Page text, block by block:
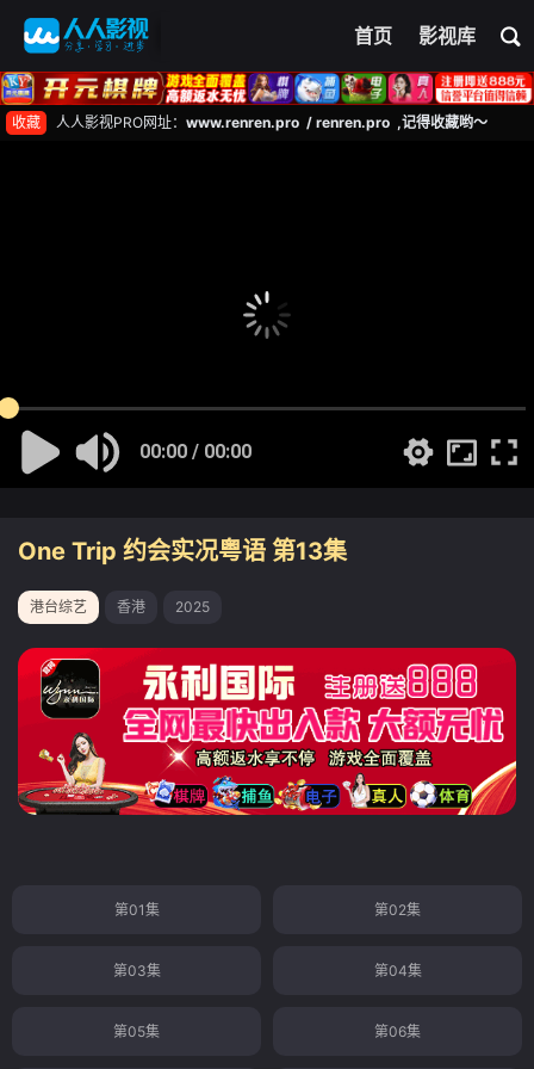
首页 影视库
收藏 人人影视PRO网址： www.renren.pro / renren.pro ,记得收藏哟～
00:00 / 00:00
One Trip 约会实况粤语 第13集
港台综艺 香港 2025
第01集 第02集
第03集 第04集
第05集 第06集